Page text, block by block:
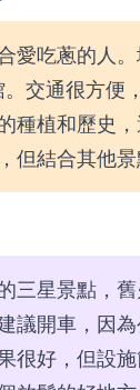
愛吃蔥的人
交通很方便
種植和歷史
但結合其他景
三星景點，
議開車，因為
很好，但設